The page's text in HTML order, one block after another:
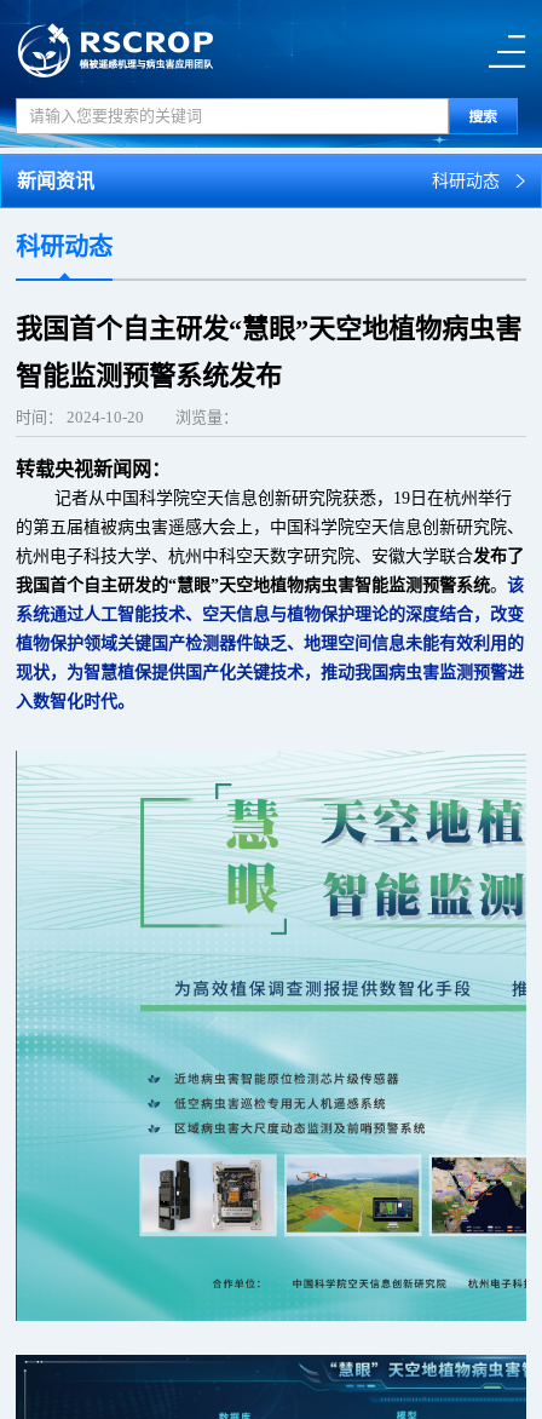
新闻资讯 科研动态
科研动态
我国首个自主研发“慧眼”天空地植物病虫害
智能监测预警系统发布
时间： 2024-10-20 浏览量：
转载央视新闻网：
记者从中国科学院空天信息创新研究院获悉，19日在杭州举行
的第五届植被病虫害遥感大会上，中国科学院空天信息创新研究院、
杭州电子科技大学、杭州中科空天数字研究院、安徽大学联合发布了
我国首个自主研发的“慧眼”天空地植物病虫害智能监测预警系统。该
系统通过人工智能技术、空天信息与植物保护理论的深度结合，改变
植物保护领域关键国产检测器件缺乏、地理空间信息未能有效利用的
现状，为智慧植保提供国产化关键技术，推动我国病虫害监测预警进
入数智化时代。